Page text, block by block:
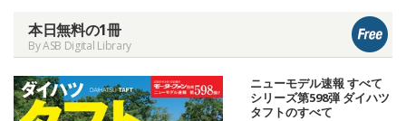
本日無料の1冊
By ASB Digital Library
ニューモデル速報 すべて
シリーズ第598弾 ダイハツ
タフトのすべて